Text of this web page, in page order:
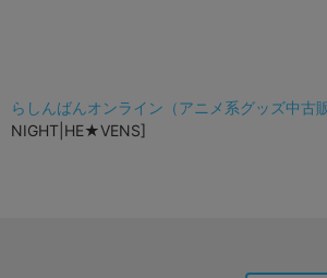
らしんばんオンライン（アニメ系グッズ中古
NIGHT|HE★VENS]